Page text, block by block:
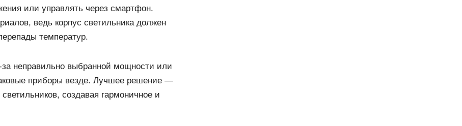
или управлять через смартфон.
ведь корпус светильника должен
температур.
неправильно выбранной мощности или
приборы везде. Лучшее решение —
создавая гармоничное и